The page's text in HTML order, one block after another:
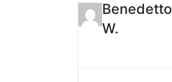
Benedetto
W.